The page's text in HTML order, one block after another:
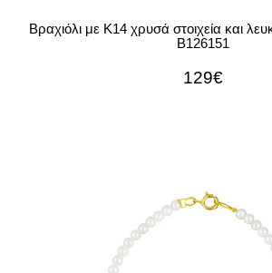
Βραχιόλι με Κ14 χρυσά στοιχεία και
B126151
129€